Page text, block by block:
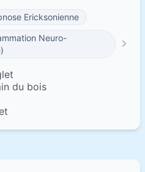
Ericksonienne
Neuro-
du bois